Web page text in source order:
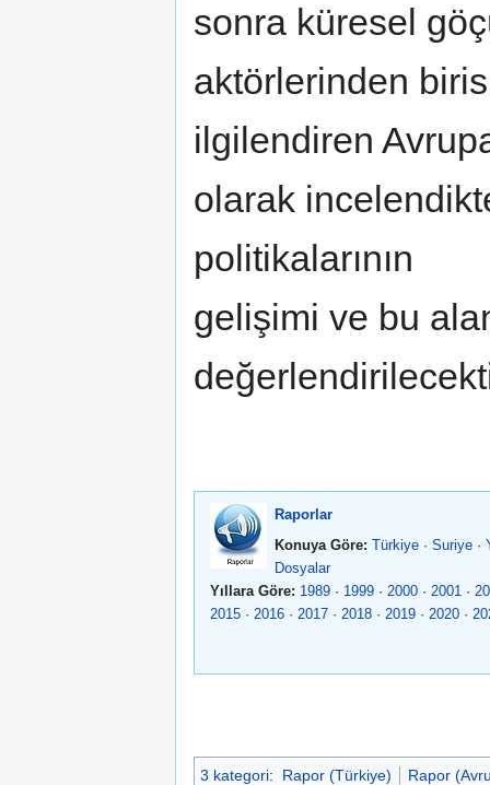
sonra küresel
aktörlerinden
ilgilendiren
olarak
politikalarının
gelişimi ve bu
Raporlar
Konuya Göre: Türkiye· Suriye·
Dosyalar
Yıllara Göre: 1989 · 1999 · 2000 · 2001 ·
2015 · 2016 · 2017 · 2018 · 2019 · 2020 ·
3 kategori: Rapor (Türkiye) Rapor